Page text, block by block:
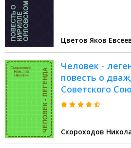
Цветов Яков
Человек -
повесть о
Советского
артиллерии
Скороходов